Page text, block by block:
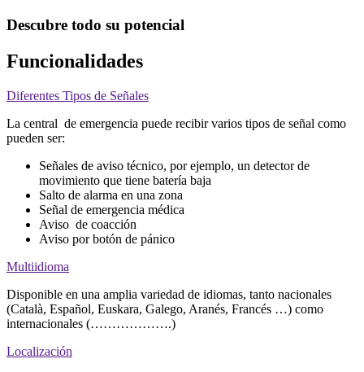
Descubre todo su potencial
Funcionalidades
Diferentes Tipos de Señales
La central de emergencia puede recibir varios tipos de señal como
pueden ser:
Señales de aviso técnico, por ejemplo, un detector de
movimiento que tiene batería baja
Salto de alarma en una zona
Señal de emergencia médica
Aviso de coacción
Aviso por botón de pánico
Multiidioma
Disponible en una amplia variedad de idiomas, tanto nacionales
(Català, Español, Euskara, Galego, Aranés, Francés …) como
internacionales (……………….)
Localización